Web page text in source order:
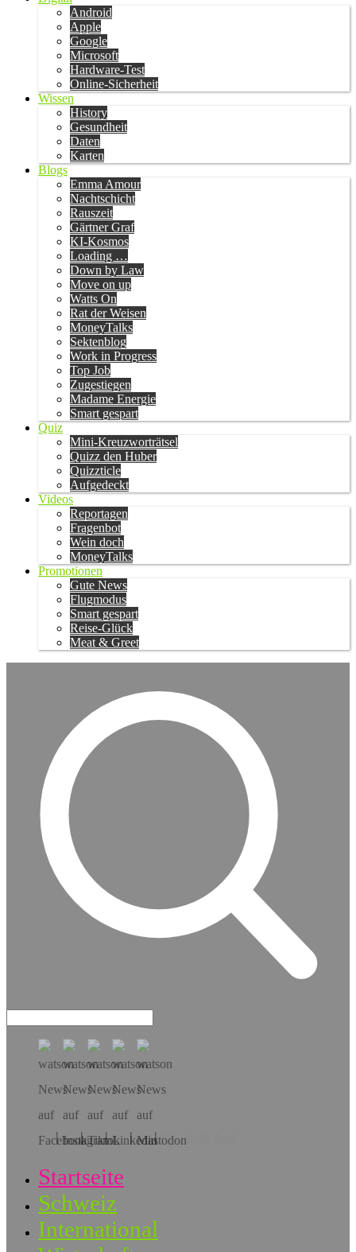
Android
Apple
Google
Microsoft
Hardware-Test
Online-Sicherheit
Wissen
History
Gesundheit
Daten
Karten
Blogs
Emma Amour
Nachtschicht
Rauszeit
Gärtner Graf
KI-Kosmos
Loading …
Down by Law
Move on up
Watts On
Rat der Weisen
MoneyTalks
Sektenblog
Work in Progress
Top Job
Zugestiegen
Madame Energie
Smart gespart
Quiz
Mini-Kreuzworträtsel
Quizz den Huber
Quizzticle
Aufgedeckt
Videos
Reportagen
Fragenbot
Wein doch
MoneyTalks
Promotionen
Gute News
Flugmodus
Smart gespart
Reise-Glück
Meat & Greet
Hol dir die App!
Startseite
Schweiz
International